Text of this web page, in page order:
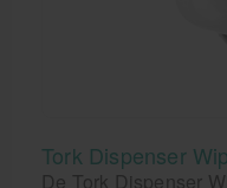
Tork Dispenser
De Tork Dispenser